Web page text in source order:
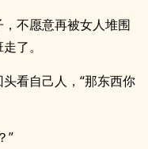
不愿意再被女人堆围
了。
看自己人，“那东西你
”